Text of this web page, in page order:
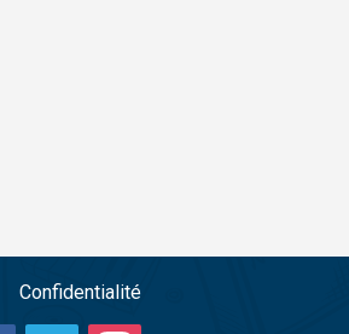
Confidentialité